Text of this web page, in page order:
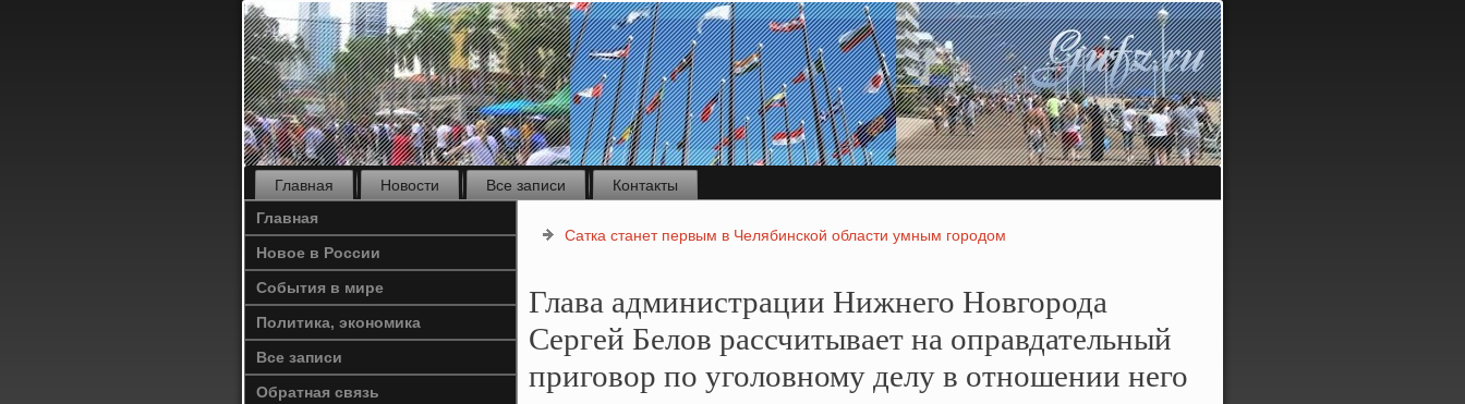
Главная Новости Все записи
Контакты
Главная
Новое в России
События в мире
Политика, экономика
Все записи
Обратная связь
Сатка станет первым в Челябинской области умным городом
Глава администрации Нижнего Новгорода
Сергей Белов рассчитывает на оправдательный
приговор по уголовному делу в отношении него